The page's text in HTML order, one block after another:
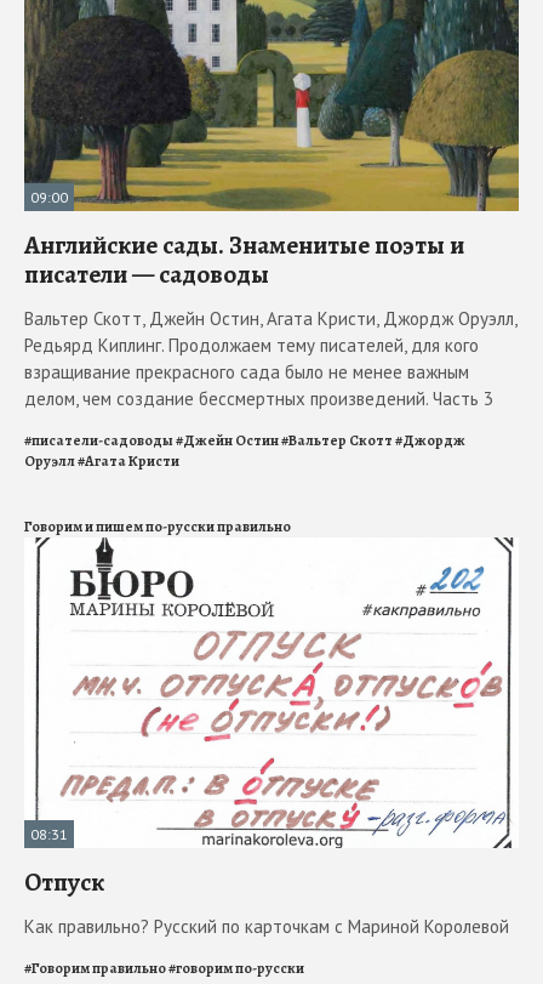
09:00
Английские сады. Знаменитые поэты и
писатели — садоводы
Вальтер Скотт, Джейн Остин, Агата Кристи, Джордж Оруэлл,
Редьярд Киплинг. Продолжаем тему писателей, для кого
взращивание прекрасного сада было не менее важным
делом, чем создание бессмертных произведений. Часть 3
#писатели-садоводы#Джейн Остин#Вальтер Скотт#Джордж
Оруэлл#Агата Кристи
Говорим и пишем по-русски правильно
08:31
Отпуск
Как правильно? Русский по карточкам с Мариной Королевой
#Говорим правильно#говорим по-русски